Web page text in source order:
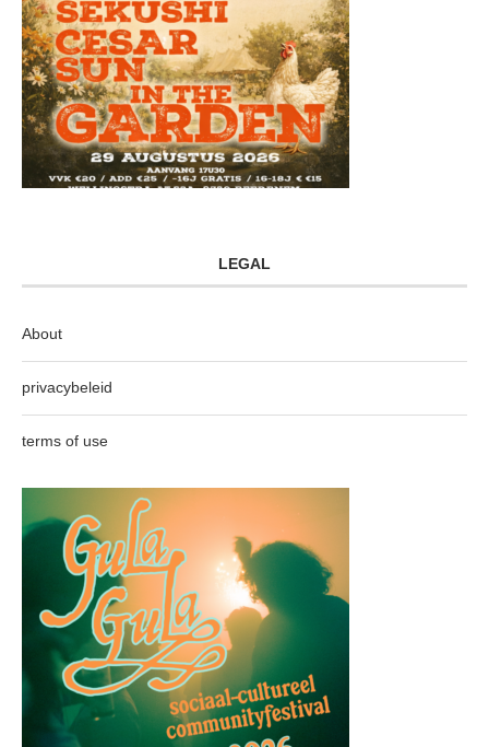
LEGAL
About
privacybeleid
terms of use